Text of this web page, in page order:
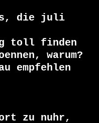
die juli
toll finden
warum?
empfehlen
zu nuhr,